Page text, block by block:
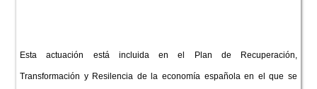
Esta actuación está incluida en el Plan de Recuperación,
Transformación y Resilencia de la economía española en el que se